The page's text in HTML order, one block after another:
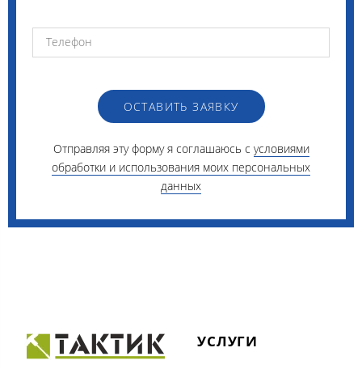
ОСТАВИТЬ ЗАЯВКУ
Отправляя эту форму я соглашаюсь с условиями
обработки и использования моих персональных
данных
УСЛУГИ